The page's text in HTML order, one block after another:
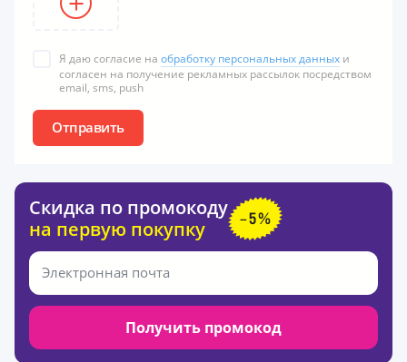
Я даю согласие на обработку персональных данных и
согласен на получение рекламных рассылок посредством
email, sms, push
Отправить
Скидка по промокоду
на первую покупку
Получить промокод